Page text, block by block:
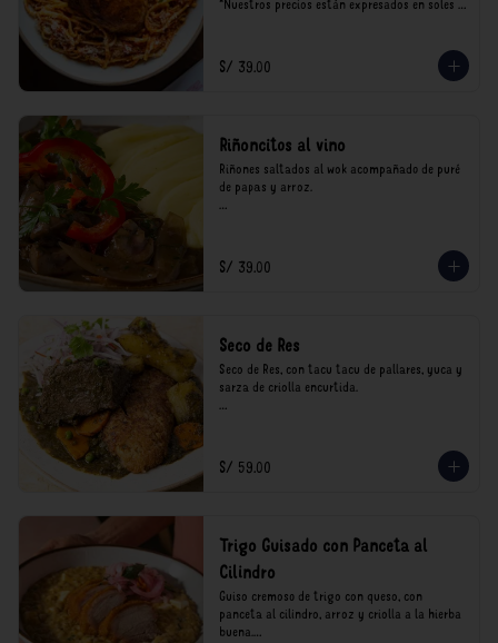
*Nuestros precios están expresados en soles e
S/ 39.00
Riñoncitos al vino
Riñones saltados al wok acompañado de puré
de papas y arroz.
consumo.
S/ 39.00
Seco de Res
Seco de Res, con tacu tacu de pallares, yuca y
sarza de criolla encurtida.
consumo.
S/ 59.00
Trigo Guisado con Panceta al
Cilindro
Guiso cremoso de trigo con queso, con
panceta al cilindro, arroz y criolla a la hierba
buena.